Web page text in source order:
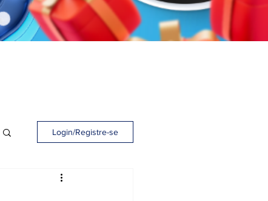
Login/Registre-se